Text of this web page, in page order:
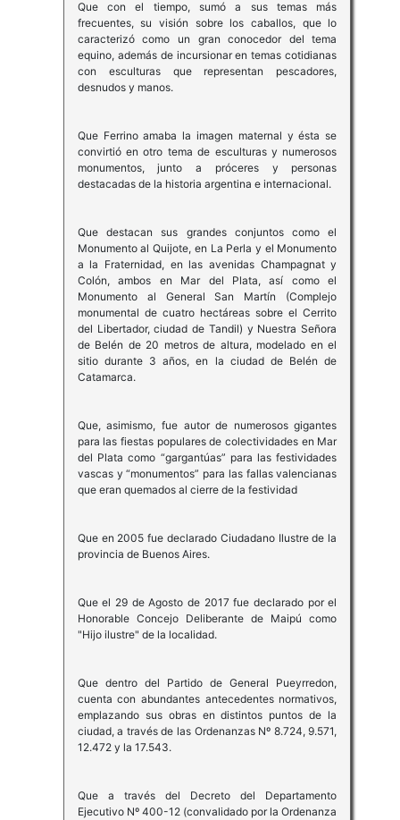
Que con el tiempo, sumó a sus temas más
frecuentes, su visión sobre los caballos, que lo
caracterizó como un gran conocedor del tema
equino, además de incursionar en temas cotidianas
con esculturas que representan pescadores,
desnudos y manos.
Que Ferrino amaba la imagen maternal y ésta se
convirtió en otro tema de esculturas y numerosos
monumentos, junto a próceres y personas
destacadas de la historia argentina e internacional.
Que destacan sus grandes conjuntos como el
Monumento al Quijote, en La Perla y el Monumento
a la Fraternidad, en las avenidas Champagnat y
Colón, ambos en Mar del Plata, así como el
Monumento al General San Martín (Complejo
monumental de cuatro hectáreas sobre el Cerrito
del Libertador, ciudad de Tandil) y Nuestra Señora
de Belén de 20 metros de altura, modelado en el
sitio durante 3 años, en la ciudad de Belén de
Catamarca.
Que, asimismo, fue autor de numerosos gigantes
para las fiestas populares de colectividades en Mar
del Plata como “gargantúas” para las festividades
vascas y “monumentos” para las fallas valencianas
que eran quemados al cierre de la festividad
Que en 2005 fue declarado Ciudadano Ilustre de la
provincia de Buenos Aires.
Que el 29 de Agosto de 2017 fue declarado por el
Honorable Concejo Deliberante de Maipú como
"Hijo ilustre" de la localidad.
Que dentro del Partido de General Pueyrredon,
cuenta con abundantes antecedentes normativos,
emplazando sus obras en distintos puntos de la
ciudad, a través de las Ordenanzas Nº 8.724, 9.571,
12.472 y la 17.543.
Que a través del Decreto del Departamento
Ejecutivo Nº 400-12 (convalidado por la Ordenanza